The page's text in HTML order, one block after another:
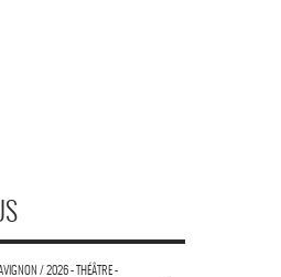
/ 2026 - THÉÂTRE -